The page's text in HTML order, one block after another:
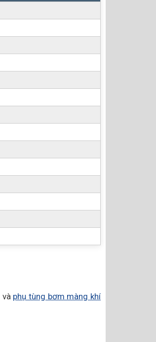
và phụ tùng bơm màng khí